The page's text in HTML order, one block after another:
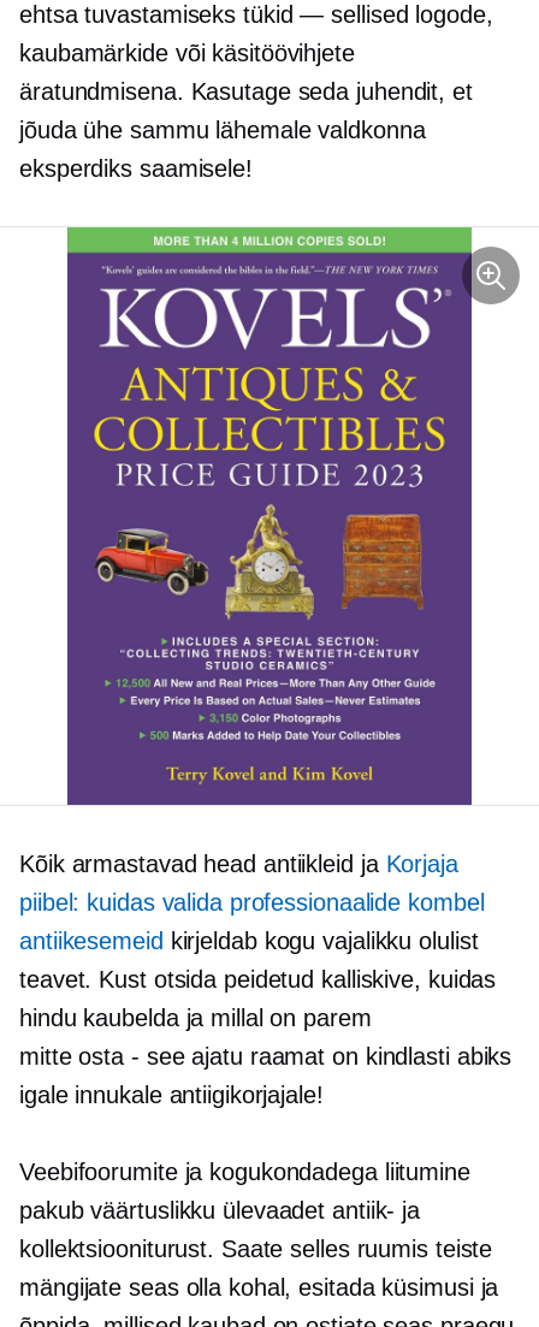
ehtsa tuvastamiseks tükid — sellised logode,
kaubamärkide või käsitöövihjete
äratundmisena. Kasutage seda juhendit, et
jõuda ühe sammu lähemale valdkonna
eksperdiks saamisele!
Kõik armastavad head antiikleid ja Korjaja
piibel: kuidas valida professionaalide kombel
antiikesemeid kirjeldab kogu vajalikku olulist
teavet. Kust otsida peidetud kalliskive, kuidas
hindu kaubelda ja millal on parem
mitteosta - seeajatu raamat on kindlasti abiks
igale innukale antiigikorjajale!
Veebifoorumite ja kogukondadega liitumine
pakub väärtuslikku ülevaadet antiik- ja
kollektsiooniturust. Saate selles ruumis teiste
mängijate seas olla kohal, esitada küsimusi ja